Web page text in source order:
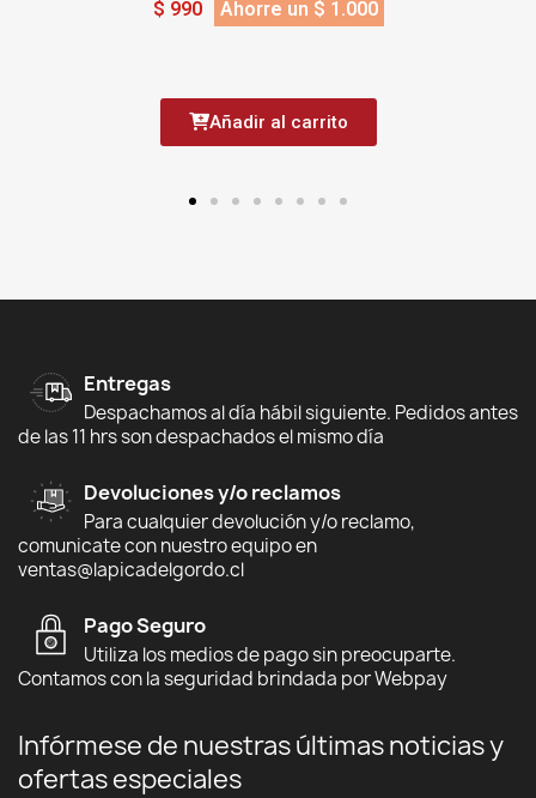
$ 990
Ahorre un $ 1.000
Añadir al carrito
Entregas
Despachamos al día hábil siguiente. Pedidos antes
de las 11 hrs son despachados el mismo día
Devoluciones y/o reclamos
Para cualquier devolución y/o reclamo,
comunicate con nuestro equipo en
ventas@lapicadelgordo.cl
Pago Seguro
Utiliza los medios de pago sin preocuparte.
Contamos con la seguridad brindada por Webpay
Infórmese de nuestras últimas noticias y
ofertas especiales